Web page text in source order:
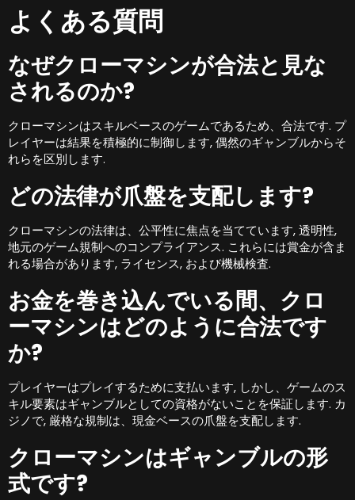
よくある質問
なぜクローマシンが合法と見な
されるのか?
クローマシンはスキルベースのゲームであるため、合法です. プ
レイヤーは結果を積極的に制御します, 偶然のギャンブルからそ
れらを区別します.
どの法律が爪盤を支配します?
クローマシンの法律は、公平性に焦点を当てています, 透明性,
地元のゲーム規制へのコンプライアンス. これらには賞金が含ま
れる場合があります, ライセンス, および機械検査.
お金を巻き込んでいる間、クロ
ーマシンはどのように合法です
か?
プレイヤーはプレイするために支払います, しかし、ゲームのス
キル要素はギャンブルとしての資格がないことを保証します. カ
ジノで, 厳格な規制は、現金ベースの爪盤を支配します.
クローマシンはギャンブルの形
式です?